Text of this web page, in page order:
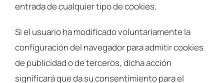
entrada de cualquier tipo de cookies.
Si el usuario ha modificado voluntariamente la
configuración del navegador para admitir cookies
de publicidad o de terceros, dicha acción
significará que da su consentimiento para el